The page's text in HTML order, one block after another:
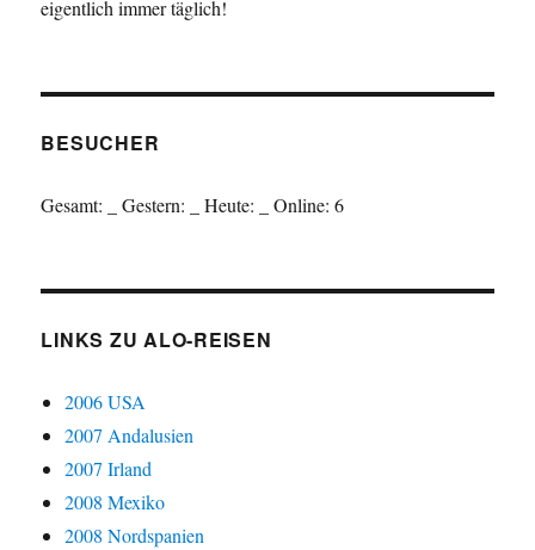
eigentlich immer täglich!
BESUCHER
Gesamt: Gestern: Heute: Online: 6
LINKS ZU ALO-REISEN
2006 USA
2007 Andalusien
2007 Irland
2008 Mexiko
2008 Nordspanien